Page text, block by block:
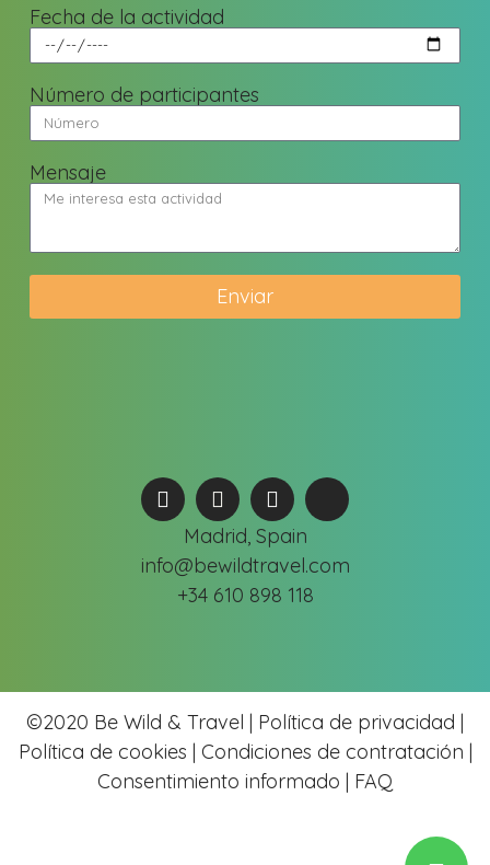
Fecha de la actividad
Número de participantes
Mensaje
Enviar
Madrid, Spain
info@bewildtravel.com
+34 610 898 118
©2020 Be Wild & Travel | Política de privacidad |
Política de cookies | Condiciones de contratación |
Consentimiento informado | FAQ